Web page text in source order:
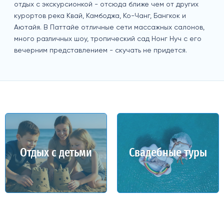
отдых с экскурсионкой - отсюда ближе чем от других
курортов река Квай, Камбоджа, Ко-Чанг, Бангкок и
Аютайя. В Паттайе отличные сети массажных салонов,
много различных шоу, тропический сад Нонг Нуч с его
вечерним представлением - скучать не придется.
Отдых с детьми Свадебные туры